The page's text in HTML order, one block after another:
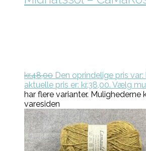
kr.48,00 Den oprindelige pris var:
aktuelle pris er: kr.38,00. Vælg
har flere varianter.
varesiden